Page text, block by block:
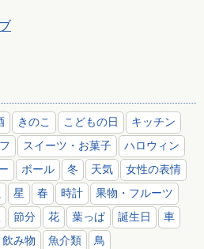
きのこ こどもの日
キッチン
スイーツ・お菓子
ハロウィン
ボール 冬 天気
女性の表情
星 春 時計
果物・フルーツ
節分 花 葉っぱ 誕生日
車
飲み物 魚介類 鳥